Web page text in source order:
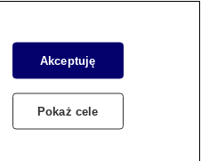
Akceptuję
Pokaż cele